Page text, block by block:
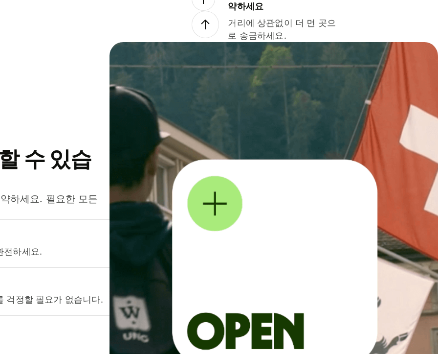
약하세요
거리에 상관없이 더 먼 곳으
로 송금하세요.
수 있습
하세요. 필요한 모든
전하세요.
걱정할 필요가 없습니다.